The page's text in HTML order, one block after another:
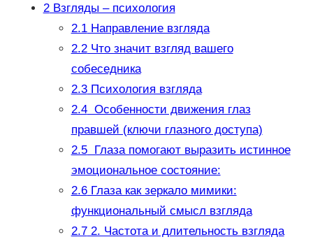
2Взгляды – психология
2.1Направление взгляда
2.2Что значит взгляд вашего
собеседника
2.3Психология взгляда
2.4Особенности движения глаз
правшей (ключи глазного доступа)
2.5Глаза помогают выразить истинное
эмоциональное состояние:
2.6Глаза как зеркало мимики:
функциональный смысл взгляда
2.72. Частота и длительность взгляда